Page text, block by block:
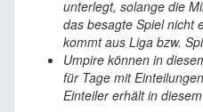
unterlegt, solange die
das besagte Spiel nicht
kommt aus Liga bzw.
Umpire können in
für Tage mit
Einteiler erhält in